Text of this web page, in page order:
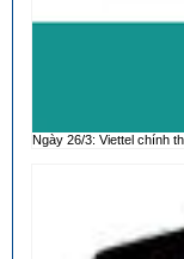
Ngày 26/3: Viettel chính